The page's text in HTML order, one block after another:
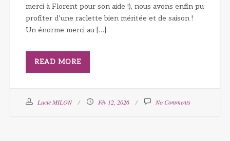
merci à Florent pour son aide !), nous avons enfin pu
profiter d’une raclette bien méritée et de saison !
Un énorme merci au […]
READ MORE
Lucie MILON Fév 12, 2026 No Comments